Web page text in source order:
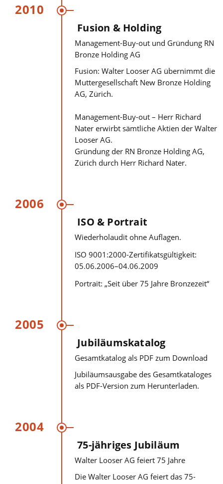
2010
Fusion & Holding
Management-Buy-out und Gründung RN
Bronze Holding AG
Fusion: Walter Looser AG übernimmt die
Muttergesellschaft New Bronze Holding
AG, Zürich.
Management-Buy-out – Herr Richard
Nater erwirbt sämtliche Aktien der Walter
Looser AG.
Gründung der RN Bronze Holding AG,
Zürich durch Herr Richard Nater.
2006
ISO & Portrait
Wiederholaudit ohne Auflagen.
ISO 9001:2000-Zertifikatsgültigkeit:
05.06.2006–04.06.2009
Portrait: „Seit über 75 Jahre Bronzezeit“
2005
Jubiläumskatalog
Gesamtkatalog als PDF zum Download
Jubiläumsausgabe des Gesamtkataloges
als PDF-Version zum Herunterladen.
2004
75-jähriges Jubiläum
Walter Looser AG feiert 75 Jahre
Die Walter Looser AG feiert das 75-